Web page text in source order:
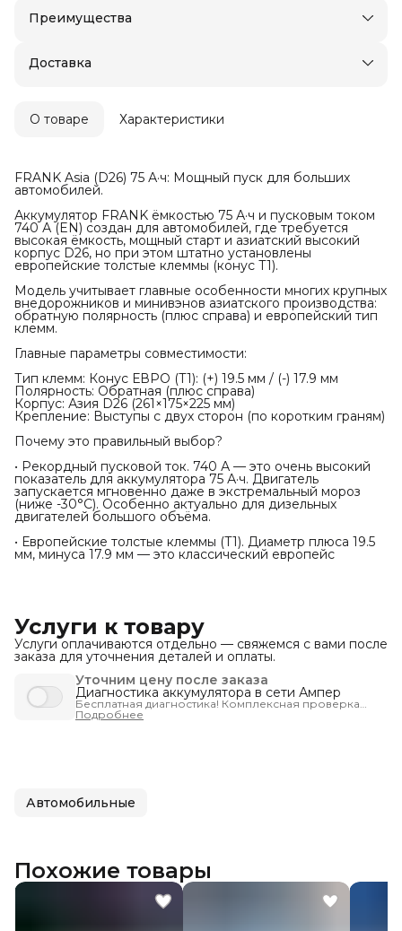
Преимущества
Доставка в пункты выдачи или до двери
Доставка
О товаре Характеристики
FRANK Asia (D26) 75 А·ч: Мощный пуск для больших
автомобилей.
Аккумулятор FRANK ёмкостью 75 А·ч и пусковым током
740 А (EN) создан для автомобилей, где требуется
высокая ёмкость, мощный старт и азиатский высокий
корпус D26, но при этом штатно установлены
европейские толстые клеммы (конус Т1).
Модель учитывает главные особенности многих крупных
внедорожников и минивэнов азиатского производства:
обратную полярность (плюс справа) и европейский тип
клемм.
Главные параметры совместимости:
Тип клемм: Конус ЕВРО (Т1): (+) 19.5 мм / (-) 17.9 мм
Полярность: Обратная (плюс справа)
Корпус: Азия D26 (261×175×225 мм)
Крепление: Выступы с двух сторон (по коротким граням)
Почему это правильный выбор?
• Рекордный пусковой ток. 740 А — это очень высокий
показатель для аккумулятора 75 А·ч. Двигатель
запускается мгновенно даже в экстремальный мороз
(ниже -30°C). Особенно актуально для дизельных
двигателей большого объёма.
• Европейские толстые клеммы (Т1). Диаметр плюса 19.5
мм, минуса 17.9 мм — это классический европейс
Услуги к товару
Услуги оплачиваются отдельно — свяжемся с вами после
заказа для уточнения деталей и оплаты.
Уточним цену после заказа
Диагностика аккумулятора в сети Ампер
Бесплатная диагностика! Комплексная проверка
запуска автомобиля - чтобы вы были уверены, что
машина заведётся тогда, когда нужно.
Подробнее
Автомобильные
Похожие товары